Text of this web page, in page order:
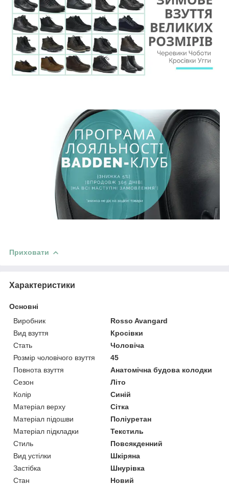
Приховати
Характеристики
Основні
Виробник
Rosso Avangard
Вид взуття
Кросівки
Стать
Чоловіча
Розмір чоловічого взуття
45
Повнота взуття
Анатомічна будова колодки
Сезон
Літо
Колір
Синій
Матеріал верху
Сітка
Матеріал підошви
Поліуретан
Матеріал підкладки
Текстиль
Стиль
Повсякденний
Вид устілки
Шкіряна
Застібка
Шнурівка
Стан
Новий